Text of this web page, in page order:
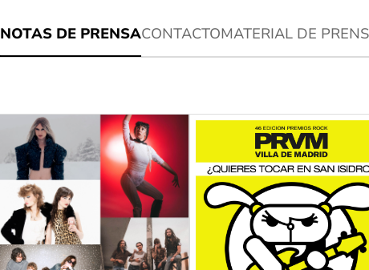
NOTAS DE PRENSACONTACTOMATERIAL DE